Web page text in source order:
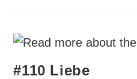
#110 Liebe